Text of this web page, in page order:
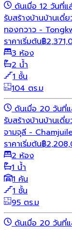
ดันเมื่อ 12 วันที่แ
รับสร้างบ้านบ้านเดี่ย
ทองกวาว -
ราคาเริ่มต้น฿
3 ห้อง
2 น้ำ
1 ชั้น
104 ตร.ม
ดันเมื่อ 20 วันที่
รับสร้างบ้านบ้านเดี่ย
จามจุลี -
ราคาเริ่มต้น฿
2 ห้อง
1 น้ำ
1 คัน
1 ชั้น
95 ตร.ม
ดันเมื่อ 20 วันที่